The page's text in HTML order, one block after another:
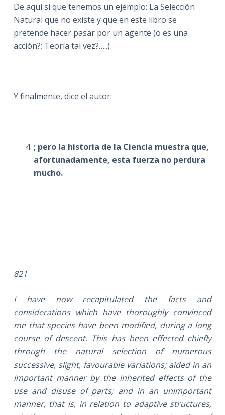
De aquí si que tenemos un ejemplo: La Selección
Natural que no existe y que en este libro se
pretende hacer pasar por un agente (o es una
acción?; Teoría tal vez?…..)
Y finalmente, dice el autor:
; pero la historia de la Ciencia muestra que,
afortunadamente, esta fuerza no perdura
mucho.
821
I have now recapitulated the facts and
considerations which have thoroughly convinced
me that species have been modified, during a long
course of descent. This has been effected chiefly
through the natural selection of numerous
successive, slight, favourable variations; aided in an
important manner by the inherited effects of the
use and disuse of parts; and in an unimportant
manner, that is, in relation to adaptive structures,